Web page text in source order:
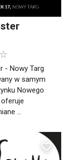
- Nowy Targ
w samym
Nowego
...